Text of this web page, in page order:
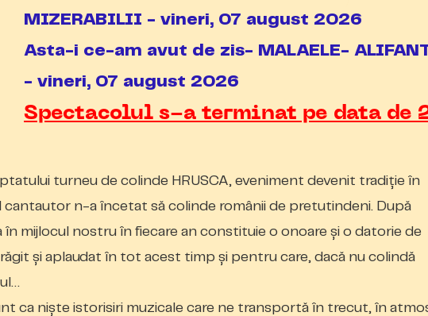
MIZERABILII - vineri, 07 august 2026
Asta-i ce-am avut de zis- MALAELE-
- vineri, 07 august 2026
Spectacolul s-a terminat pe data de
turneu de colinde HRUSCA, eveniment devenit tradiţie în
cantautor n-a încetat să colinde românii de pretutindeni. După
mijlocul nostru în fiecare an constituie o onoare și o datorie de
și aplaudat în tot acest timp și pentru care, dacă nu colindă
ca niște istorisiri muzicale care ne transportă în trecut, în